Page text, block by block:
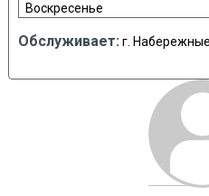
Воскресенье
Обслуживает: г.